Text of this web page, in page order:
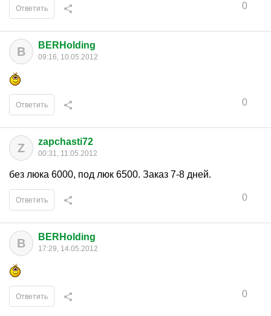
0
Ответить
B BERHolding
09:16, 10.05.2012
0
Ответить
Z zapchasti72
00:31, 11.05.2012
без люка 6000, под люк 6500. Заказ 7-8 дней.
0
Ответить
B BERHolding
17:29, 14.05.2012
0
Ответить